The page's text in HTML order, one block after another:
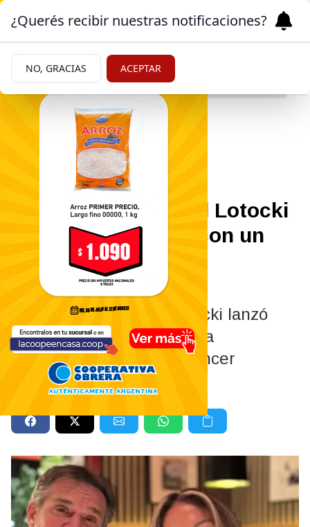
Farándula
CONTROVERSIA | 11/06/2026
La esposa de Aníbal Lotocki
causó indignación con un
tema dedicado para
defenderlo
La esposa de Aníbal Lotocki lanzó
una polémica canción para
defenderlo: “Soy la influencer
tumbera”
¿Querés recibir nuestras notificaciones?
NO, GRACIAS ACEPTAR